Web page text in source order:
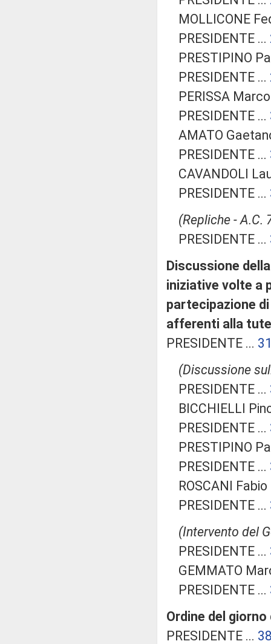
MOLLICONE
PRESIDENTE ...
PRESTIPINO
PRESIDENTE ...
PERISSA
PRESIDENTE ...
AMATO
PRESIDENTE ...
CAVANDOLI
PRESIDENTE ...
(Repliche - A.C.
PRESIDENTE ...
Discussione
iniziative volte a
partecipazione
afferenti alla
PRESIDENTE ...
(Discussione
PRESIDENTE ...
BICCHIELLI
PRESIDENTE ...
PRESTIPINO
PRESIDENTE ...
ROSCANI
PRESIDENTE ...
(Intervento del
PRESIDENTE ...
GEMMATO
PRESIDENTE ...
Ordine del
PRESIDENTE ...